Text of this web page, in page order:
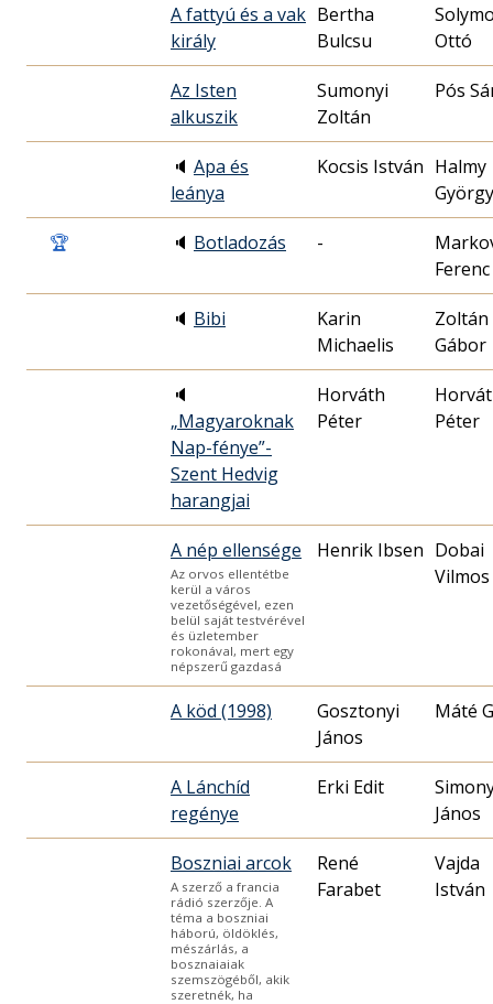
A fattyú és a vak
király
Bertha
Ottó
Az Isten
alkuszik
Sumonyi
Zoltán
Pós
🔈 Apa és
leánya
Kocsis István Halmy
György
🏆 🔈 Botladozás -
Ferenc
🔈 Bibi
Karin
Michaelis
Zoltán
Gábor
🔈
„Magyaroknak
Nap-fénye”-
Szent Hedvig
harangjai
Horváth
Péter
Péter
A nép ellensége
Az orvos ellentétbe
kerül a város
vezetőségével, ezen
belül saját testvérével
és üzletember
rokonával, mert egy
népszerű gazdasá
Henrik Ibsen Dobai
Vilmos
A köd (1998)
Gosztonyi
János
Máté
A Lánchíd
regénye
Erki Edit
János
Boszniai arcok
A szerző a francia
rádió szerzője. A
téma a boszniai
háború, öldöklés,
mészárlás, a
bosznaiaiak
szemszögéből, akik
szeretnék, ha
René
Farabet
Vajda
István